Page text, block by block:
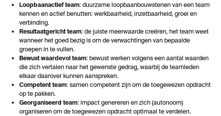
Loopbaanactief team: duurzame loopbaanbouwstenen van een team
kennen en actief benutten: werkbaarheid, inzetbaarheid, groei en
verbinding.
Resultaatgericht team: de juiste meerwaarde creëren, het team weet
wanneer het goed bezig is om de verwachtingen van bepaalde
groepen in te vullen.
Bewust waardevol team: bewust werken volgens een aantal waarden
die zich vertalen naar het gewenste gedrag, waarbij de teamleden
elkaar daarover kunnen aanspreken.
Competent team: samen competent zijn om de toegewezen opdracht
op te pakken.
Georganiseerd team: impact genereren en zich (autonoom)
organiseren om de toegewezen opdracht optimaal te verdelen.